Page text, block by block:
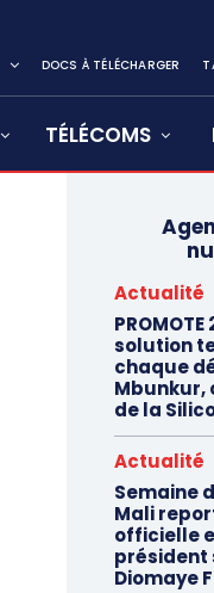
DOCS À TÉLÉCHARGER
TÉLÉCOMS
Actualité
solution
chaque
Mbunkur,
de la
Actualité
Semaine
Mali
officielle
président
Diomaye